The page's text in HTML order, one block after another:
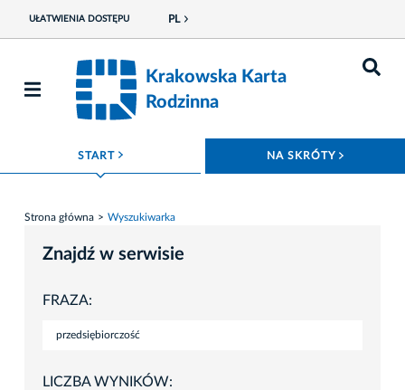
UŁATWIENIA DOSTĘPU PL
Krakowska Karta
Rodzinna
START ROZWIŃ MENU NA SKRÓTY
Strona główna Wyszukiwarka
Znajdź w serwisie
FRAZA:
LICZBA WYNIKÓW: